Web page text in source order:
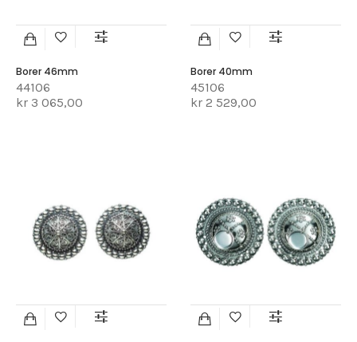
Borer 46mm
44106
kr 3 065,00
Borer 40mm
45106
kr 2 529,00